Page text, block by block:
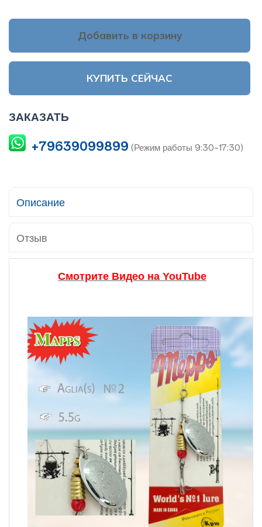
Добавить в корзину
КУПИТЬ СЕЙЧАС
ЗАКАЗАТЬ
+79639099899 (Режим работы 9:30-17:30)
Описание
Отзыв
Смотрите Видео на YouTube